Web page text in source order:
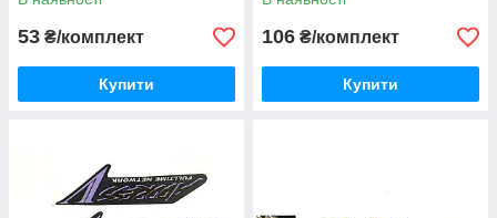
53 ₴/комплект
Купити
106 ₴/комплект
Купити